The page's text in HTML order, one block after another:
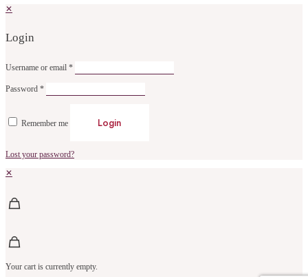
✕
Login
Username or email *
Password *
Remember me Login
Lost your password?
✕
Your cart is currently empty.